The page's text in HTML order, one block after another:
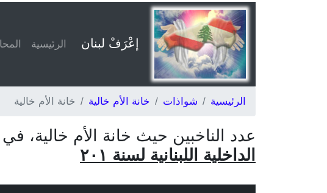
إعْرَفْ لبنان الرئيسية
الرئيسية شواذات خانة الأم خالية خانة الأم خالية
عدد الناخبين حيث خانة الأم
الداخلية اللبنانية لسنة ٢٠١